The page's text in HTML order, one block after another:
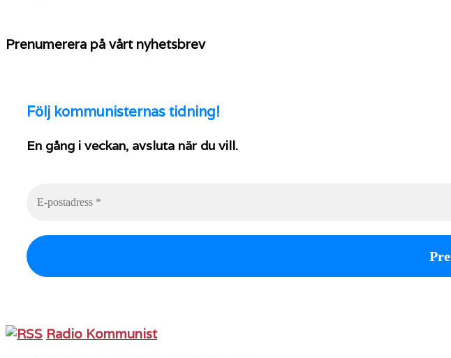
Prenumerera på vårt nyhetsbrev
Följ kommunisternas tidning!
En gång i veckan, avsluta när du vill.
Radio Kommunist